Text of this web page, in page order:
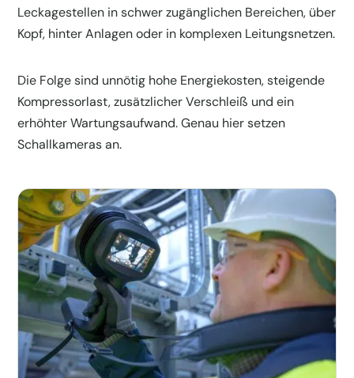
Leckagestellen in schwer zugänglichen Bereichen, über
Kopf, hinter Anlagen oder in komplexen Leitungsnetzen.
Die Folge sind unnötig hohe Energiekosten, steigende
Kompressorlast, zusätzlicher Verschleiß und ein
erhöhter Wartungsaufwand. Genau hier setzen
Schallkameras an.